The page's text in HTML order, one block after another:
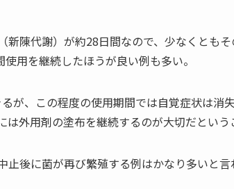
新陳代謝）が約28日間なので、少なくとも
用を継続したほうが良い例も多い。
が、この程度の使用期間では自覚症状は消
外用剤の塗布を継続するのが大切だという
後に菌が再び繁殖する例はかなり多いと言